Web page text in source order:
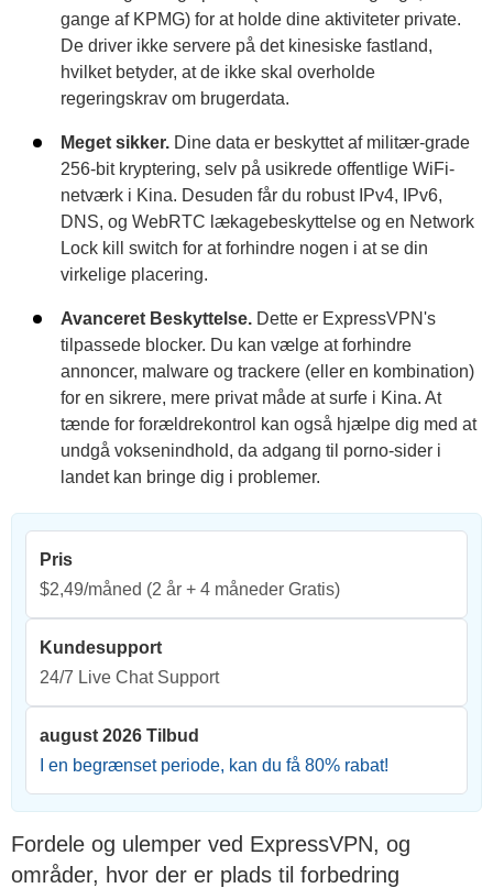
gange af KPMG) for at holde dine aktiviteter private.
De driver ikke servere på det kinesiske fastland,
hvilket betyder, at de ikke skal overholde
regeringskrav om brugerdata.
Meget sikker. Dine data er beskyttet af militær-grade
256-bit kryptering, selv på usikrede offentlige WiFi-
netværk i Kina. Desuden får du robust IPv4, IPv6,
DNS, og WebRTC lækagebeskyttelse og en Network
Lock kill switch for at forhindre nogen i at se din
virkelige placering.
Avanceret Beskyttelse. Dette er ExpressVPN's
tilpassede blocker. Du kan vælge at forhindre
annoncer, malware og trackere (eller en kombination)
for en sikrere, mere privat måde at surfe i Kina. At
tænde for forældrekontrol kan også hjælpe dig med at
undgå voksenindhold, da adgang til porno-sider i
landet kan bringe dig i problemer.
Pris
$2,49/måned (2 år + 4 måneder Gratis)
Kundesupport
24/7 Live Chat Support
august 2026 Tilbud
I en begrænset periode, kan du få 80% rabat!
Fordele og ulemper ved ExpressVPN, og
områder, hvor der er plads til forbedring